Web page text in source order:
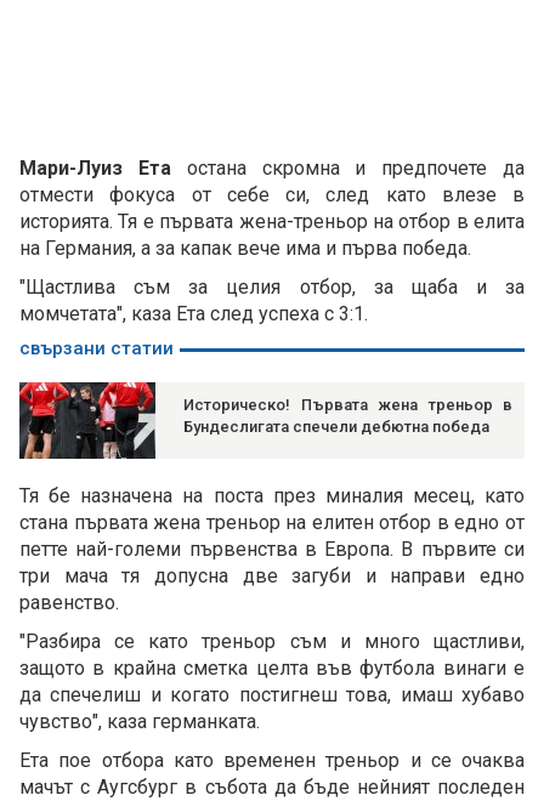
Мари-Луиз Етаостана скромна и предпочете да
отмести фокуса от себе си, след като влезе в
историята. Тя е първата жена-треньор на отбор в елита
на Германия, а за капак вече има и първа победа.
"Щастлива съм за целия отбор, за щаба и за
момчетата", каза Ета след успеха с 3:1.
свързани статии
Историческо! Първата жена треньор в
Бундеслигата спечели дебютна победа
Тя бе назначена на поста през миналия месец, като
стана първата жена треньор на елитен отбор в едно от
петте най-големи първенства в Европа. В първите си
три мача тя допусна две загуби и направи едно
равенство.
"Разбира се като треньор съм и много щастливи,
защото в крайна сметка целта във футбола винаги е
да спечелиш и когато постигнеш това, имаш хубаво
чувство", каза германката.
Ета пое отбора като временен треньор и се очаква
мачът с Аугсбург в събота да бъде нейният последен